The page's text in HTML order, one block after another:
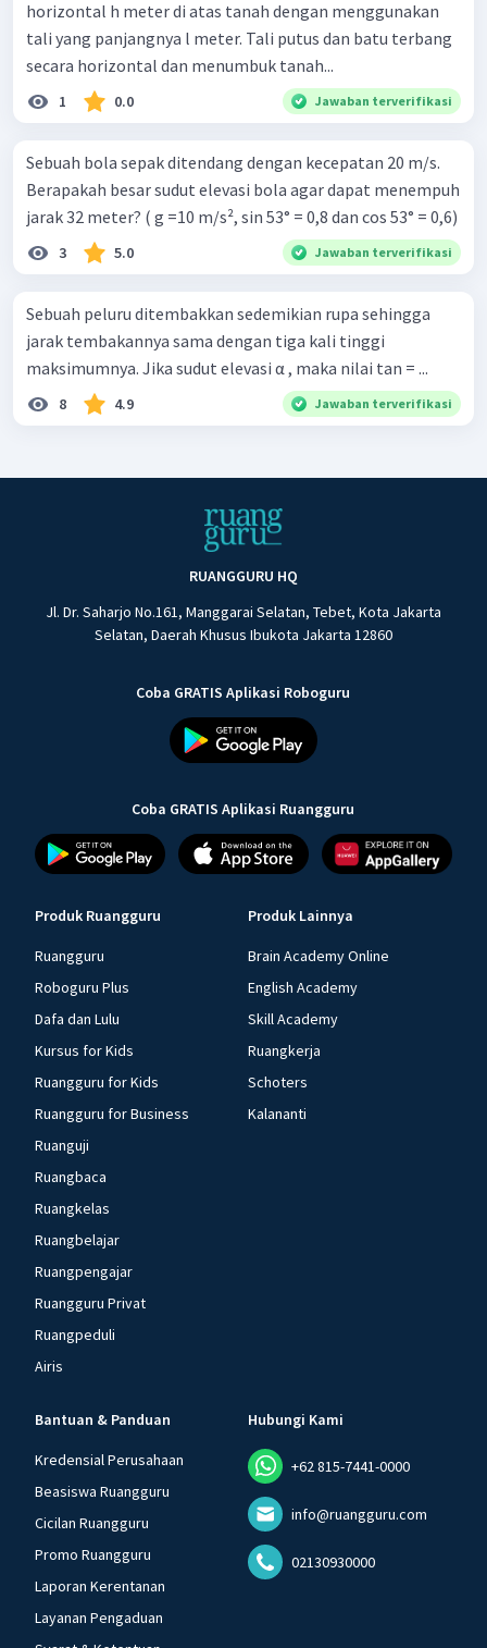
horizontal h meter di atas tanah dengan menggunakan
tali yang panjangnya l meter. Tali putus dan batu terbang
secara horizontal dan menumbuk tanah...
1 0.0 Jawaban terverifikasi
Sebuah bola sepak ditendang dengan kecepatan 20 m/s.
Berapakah besar sudut elevasi bola agar dapat menempuh
jarak 32 meter? ( g =10 m/s², sin 53° = 0,8 dan cos 53° = 0,6)
3 5.0 Jawaban terverifikasi
Sebuah peluru ditembakkan sedemikian rupa sehingga
jarak tembakannya sama dengan tiga kali tinggi
maksimumnya. Jika sudut elevasi α , maka nilai tan = ...
8 4.9 Jawaban terverifikasi
RUANGGURU HQ
Jl. Dr. Saharjo No.161, Manggarai Selatan, Tebet, Kota Jakarta
Selatan, Daerah Khusus Ibukota Jakarta 12860
Coba GRATIS Aplikasi Roboguru
Coba GRATIS Aplikasi Ruangguru
Produk Ruangguru
Ruangguru
Roboguru Plus
Dafa dan Lulu
Kursus for Kids
Ruangguru for Kids
Ruangguru for Business
Ruanguji
Ruangbaca
Ruangkelas
Ruangbelajar
Ruangpengajar
Ruangguru Privat
Ruangpeduli
Airis
Produk Lainnya
Brain Academy Online
English Academy
Skill Academy
Ruangkerja
Schoters
Kalananti
Bantuan & Panduan
Kredensial Perusahaan
Beasiswa Ruangguru
Cicilan Ruangguru
Promo Ruangguru
Laporan Kerentanan
Layanan Pengaduan
Hubungi Kami
+62 815-7441-0000
info@ruangguru.com
02130930000